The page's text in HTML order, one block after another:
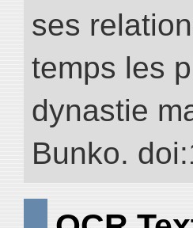
ses
temps les
dynastie
Bunko.